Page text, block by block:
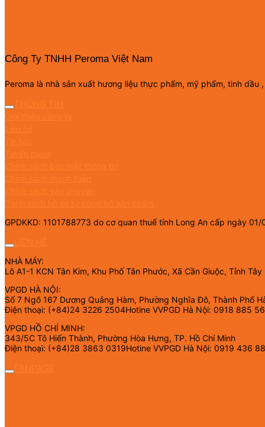
Công Ty TNHH Peroma Việt Nam
Peroma là nhà sản xuất hương liệu thực phẩm, mỹ phẩm, tinh dầu
GPDKKD: 1101788773 do cơ quan thuế tỉnh Long An cấp ngày 01/
NHÀ MÁY:
Lô A1-1 KCN Tân Kim, Khu Phố Tân Phước, Xã Cần Giuộc, Tỉnh Tây
VPGD HÀ NỘI:
Số 7 Ngõ 167 Dương Quảng Hàm, Phường Nghĩa Đô, Thành Phố
Điện thoại: (+84)24 3226 2504Hotine VVPGD Hà Nội: 0918 885
VPGD HỒ CHÍ MINH:
343/5C Tô Hiến Thành, Phường Hòa Hưng, TP. Hồ Chí Minh
Điện thoại: (+84)28 3863 0319Hotine VVPGD Hà Nội: 0919 436